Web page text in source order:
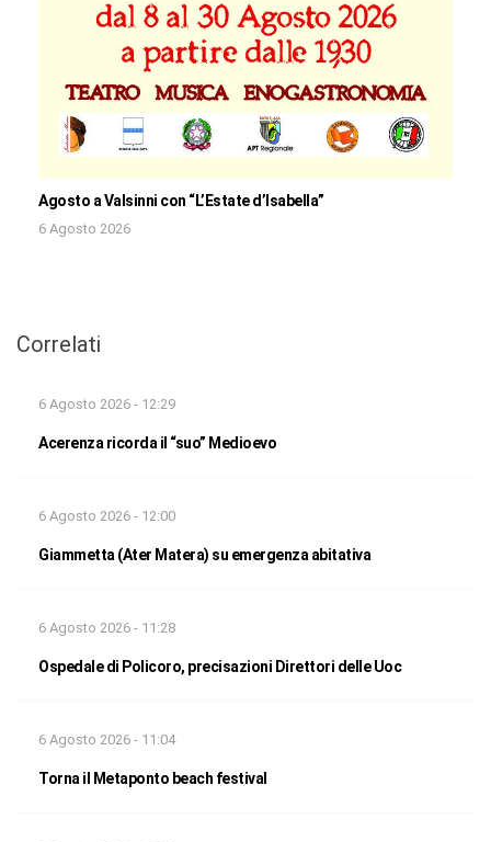
Agosto a Valsinni con “L’Estate d’Isabella”
6 Agosto 2026
Correlati
6 Agosto 2026 - 12:29
Acerenza ricorda il “suo” Medioevo
6 Agosto 2026 - 12:00
Giammetta (Ater Matera) su emergenza abitativa
6 Agosto 2026 - 11:28
Ospedale di Policoro, precisazioni Direttori delle Uoc
6 Agosto 2026 - 11:04
Torna il Metaponto beach festival